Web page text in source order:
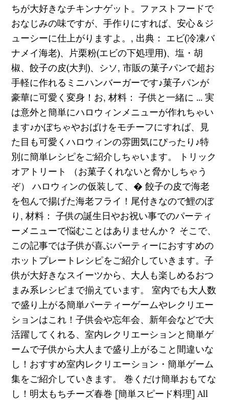
ちが大好きなチキンナゲット。ファストフードで
おなじみの味ですが、手作りにすれば、安心＆ジ
ューシーに仕上がりますよ。, 出典： エビ(冷凍バ
ナメイ海老)、片栗粉(エビの下処理用)、塩・胡
椒、餃子の皮(大判)、シソ, 市販の菓子パンで超お
手軽に作れるミニハンバーガーです♪菓子パンが
豪華に可愛く変身！お, 材料： 子供と一緒に ... 実
は意外と簡単にハロウィンメニューが作れちゃい
ます♪かぼちゃやおばけをモチーフにすれば、見
た目も可愛くハロウィンの雰囲気にぴったり♪特
別に簡単レシピをご紹介しちゃいます。 トリック
オアトリート （お菓子くれないと脅かしちゃう
ぞ） ハロウィンの仮装して、� 餃子の皮で海老
を包んで揚げた海老フライ！尾付きなので鯉のぼ
り, 材料： 子供の誕生日やお祝い事でのパーティ
ーメニューで悩むことはありませんか？ そこで、
この記事では子供が喜ぶパーティーにおすすめの
ホットプレートレシピをご紹介していきます。子
供が大好きなスイーツから、大人も楽しめるおつ
まみ系レシピまで揃えています。 室内でも大人数
で盛り上がる簡単パーティーゲームやレクリエー
ションはこれ！子供会や忘年会、新年会などで大
活躍してくれる、室内レクリエーションと簡単ゲ
ームで子供から大人まで盛り上がること間違いな
し！おすすめ室内レクリエーション・簡単ゲーム
集をご紹介していきます。 巻くだけ簡単おもてな
し！明太もちチーズ春巻 [簡単スピード料理] All